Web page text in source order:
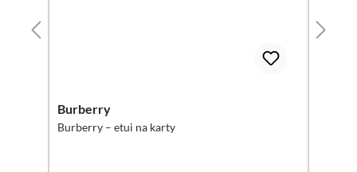
Burberry
Burberry – etui na karty